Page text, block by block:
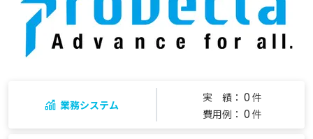
業務システム
実 績： 0 件
費用例： 0 件